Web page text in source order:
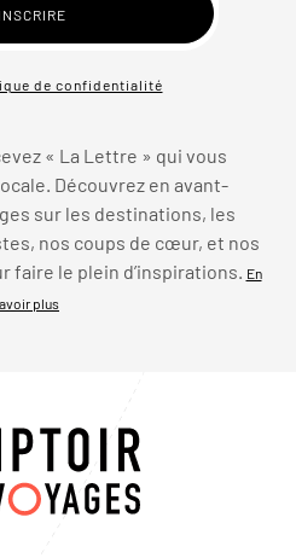
de confidentialité
« La Lettre » qui vous
Découvrez en avant-
sur les destinations, les
nos coups de cœur, et nos
faire le plein d’inspirations.
En
plus